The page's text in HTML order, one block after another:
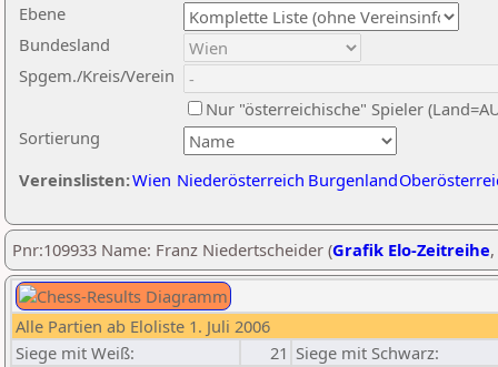
Ebene
Sortierung
Bundesland
Spgem./Kreis/Verein
Nur "österreichische" Spieler
Vereinslisten:Wien Niederösterreich Burgenland
Pnr:109933 Name: Franz Niedertscheider (Grafik Elo-Zeitreihe,
Alle Partien ab Eloliste 1. Juli 2006
Siege mit Weiß:
21 Siege mit Schwarz: